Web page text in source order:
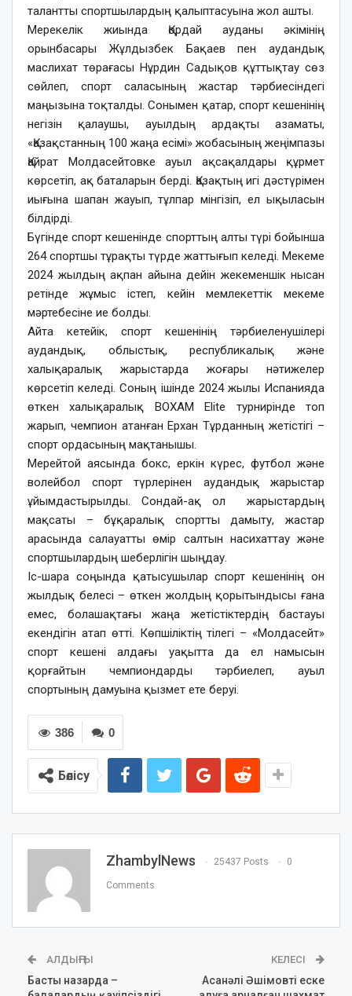
талантты спортшылардың қалыптасуына жол ашты.
Мерекелік жиында Қордай ауданы әкімінің
орынбасары Жұлдызбек Бақаев пен аудандық
маслихат төрағасы Нұрдин Садықов құттықтау сөз
сөйлеп, спорт саласының жастар тәрбиесіндегі
маңызына тоқталды. Сонымен қатар, спорт кешенінің
негізін қалаушы, ауылдың ардақты азаматы,
«Қазақстанның 100 жаңа есімі» жобасының жеңімпазы
Қайрат Молдасейтовке ауыл ақсақалдары құрмет
көрсетіп, ақ баталарын берді. Қазақтың игі дәстүрімен
иығына шапан жауып, тұлпар мінгізіп, ел ықыласын
білдірді.
Бүгінде спорт кешенінде спорттың алты түрі бойынша
264 спортшы тұрақты түрде жаттығып келеді. Мекеме
2024 жылдың ақпан айына дейін жекеменшік нысан
ретінде жұмыс істеп, кейін мемлекеттік мекеме
мәртебесіне ие болды.
Айта кетейік, спорт кешенінің тәрбиеленушілері
аудандық, облыстық, республикалық және
халықаралық жарыстарда жоғары нәтижелер
көрсетіп келеді. Соның ішінде 2024 жылы Испанияда
өткен халықаралық BOXAM Elite турнирінде топ
жарып, чемпион атанған Ерхан Тұрданның жетістігі –
спорт ордасының мақтанышы.
Мерейтой аясында бокс, еркін күрес, футбол және
волейбол спорт түрлерінен аудандық жарыстар
ұйымдастырылды. Сондай-ақ ол жарыстардың
мақсаты – бұқаралық спортты дамыту, жастар
арасында салауатты өмір салтын насихаттау және
спортшылардың шеберлігін шыңдау.
Іс-шара соңында қатысушылар спорт кешенінің он
жылдық белесі – өткен жолдың қорытындысы ғана
емес, болашақтағы жаңа жетістіктердің бастауы
екендігін атап өтті. Көпшіліктің тілегі – «Молдасейт»
спорт кешені алдағы уақытта да ел намысын
қорғайтын чемпиондарды тәрбиелеп, ауыл
спортының дамуына қызмет ете беруі.
0
386
Бөлісу
ZhambylNews 25437 Posts 0
Comments
АЛДЫҢҒЫ
Басты назарда –
КЕЛЕСІ
Асанәлі Әшімовті еске